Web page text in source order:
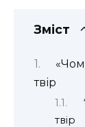
Зміст
твір
твір